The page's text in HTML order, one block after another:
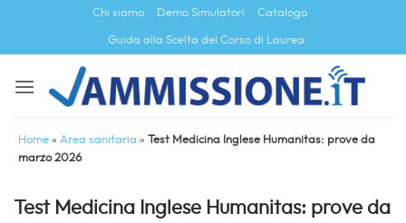
contenuti
Chi siamo Demo Simulatori Catalogo
Guida alla Scelta del Corso di Laurea
Home » Area sanitaria » Test Medicina Inglese Humanitas: prove da
marzo 2026
Test Medicina Inglese Humanitas: prove da